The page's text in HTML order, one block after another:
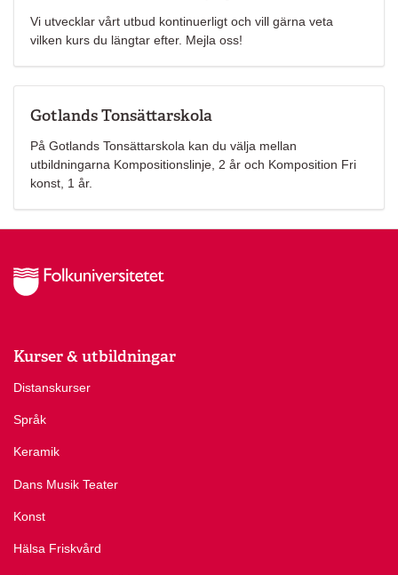
Vi utvecklar vårt utbud kontinuerligt och vill gärna veta
vilken kurs du längtar efter. Mejla oss!
Gotlands Tonsättarskola
På Gotlands Tonsättarskola kan du välja mellan
utbildningarna Kompositionslinje, 2 år och Komposition Fri
konst, 1 år.
Kurser & utbildningar
Distanskurser
Språk
Keramik
Dans Musik Teater
Konst
Hälsa Friskvård